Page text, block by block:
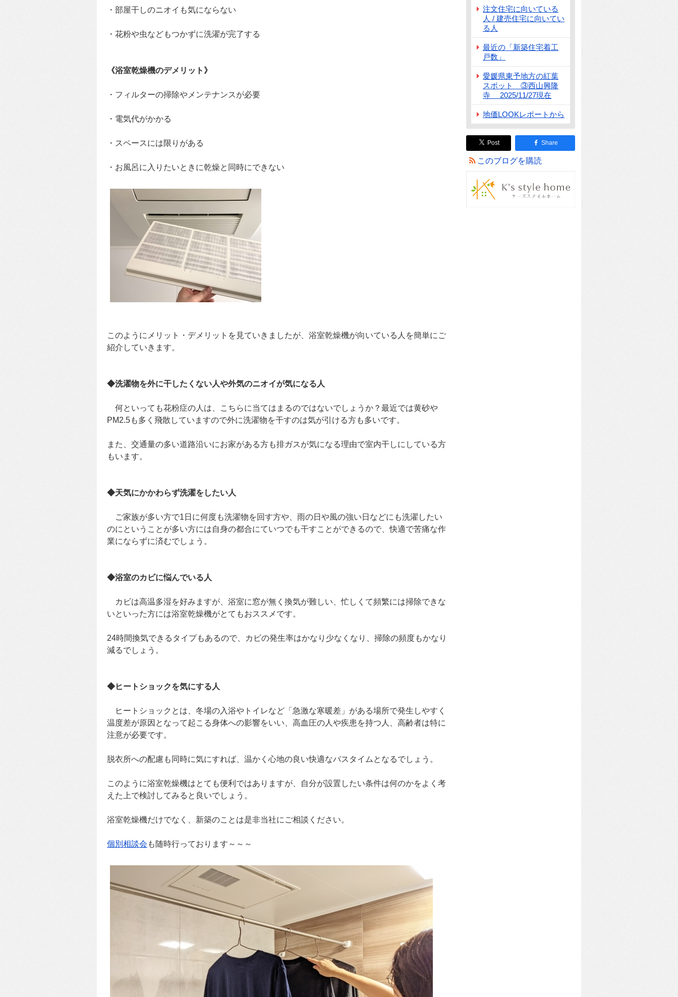
・部屋干しのニオイも気にならない
・花粉や虫などもつかずに洗濯が完了する
《浴室乾燥機のデメリット》
・フィルターの掃除やメンテナンスが必要
・電気代がかかる
・スペースには限りがある
・お風呂に入りたいときに乾燥と同時にできない
このようにメリット・デメリットを見ていきましたが、浴室乾燥機が向いている人を簡単にご
紹介していきます。
◆洗濯物を外に干したくない人や外気のニオイが気になる人
何といっても花粉症の人は、こちらに当てはまるのではないでしょうか？最近では黄砂や
PM2.5も多く飛散していますので外に洗濯物を干すのは気が引ける方も多いです。
また、交通量の多い道路沿いにお家がある方も排ガスが気になる理由で室内干しにしている方
もいます。
◆天気にかかわらず洗濯をしたい人
ご家族が多い方で1日に何度も洗濯物を回す方や、雨の日や風の強い日などにも洗濯したい
のにということが多い方には自身の都合にていつでも干すことができるので、快適で苦痛な作
業にならずに済むでしょう。
◆浴室のカビに悩んでいる人
カビは高温多湿を好みますが、浴室に窓が無く換気が難しい、忙しくて頻繁には掃除できな
いといった方には浴室乾燥機がとてもおススメです。
24時間換気できるタイプもあるので、カビの発生率はかなり少なくなり、掃除の頻度もかなり
減るでしょう。
◆ヒートショックを気にする人
ヒートショックとは、冬場の入浴やトイレなど「急激な寒暖差」がある場所で発生しやすく
温度差が原因となって起こる身体への影響をいい、高血圧の人や疾患を持つ人、高齢者は特に
注意が必要です。
脱衣所への配慮も同時に気にすれば、温かく心地の良い快適なバスタイムとなるでしょう。
このように浴室乾燥機はとても便利ではありますが、自分が設置したい条件は何のかをよく考
えた上で検討してみると良いでしょう。
浴室乾燥機だけでなく、新築のことは是非当社にご相談ください。
個別相談会 も随時行っております～～～
注文住宅に向いている
人 / 建売住宅に向いてい
る人
最近の「新築住宅着工
戸数」
愛媛県東予地方の紅葉
スポット ③西山興隆
寺 2025/11/27現在
地価LOOKレポートから
Post Share
このブログを購読